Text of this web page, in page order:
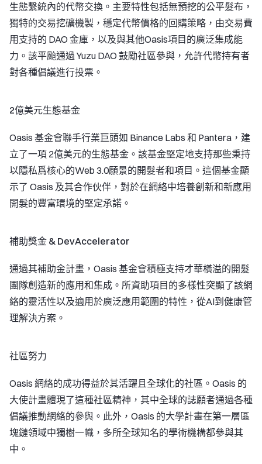
生態繫統內的代幣交換。主要特性包括無預挖的公平髮布，
獨特的交易挖礦機製，穩定代幣價格的回購策略，由交易費
用支持的 DAO 金庫，以及與其他Oasis項目的廣泛集成能
力。該平颱通過 Yuzu DAO 鼓勵社區參與，允許代幣持有者
對各種倡議進行投票。
2億美元生態基金
Oasis 基金會聯手行業巨頭如 Binance Labs 和 Pantera，建
立了一項 2億美元的生態基金。該基金堅定地支持那些秉持
以隱私爲核心的Web 3.0願景的開髮者和項目。這個基金顯
示了 Oasis 及其合作伙伴，對於在網絡中培養創新和新應用
開髮的豐富環境的堅定承諾。
補助獎金 & DevAccelerator
通過其補助金計畫，Oasis 基金會積極支持才華橫溢的開髮
團隊創造新的應用和集成。所資助項目的多樣性突顯了該網
絡的靈活性以及適用於廣泛應用範圍的特性，從AI到健康管
理解決方案。
社區努力
Oasis 網絡的成功得益於其活躍且全球化的社區。Oasis 的
大使計畫體現了這種社區精神，其中全球的誌願者通過各種
倡議推動網絡的參與。此外，Oasis 的大學計畫在第一層區
塊鏈領域中獨樹一幟，多所全球知名的學術機構都參與其
中。